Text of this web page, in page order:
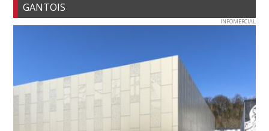
GANTOIS
INFOMERCIAL